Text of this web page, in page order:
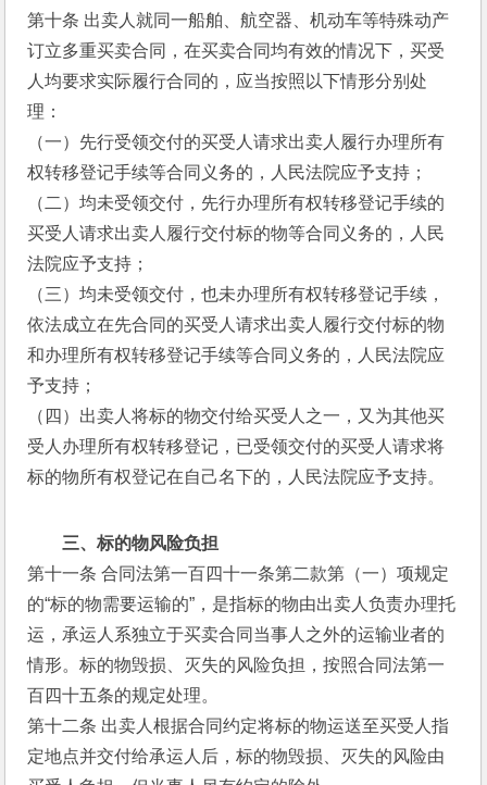
第十条 出卖人就同一船舶、航空器、机动车等特殊动产
订立多重买卖合同，在买卖合同均有效的情况下，买受
人均要求实际履行合同的，应当按照以下情形分别处
理：
（一）先行受领交付的买受人请求出卖人履行办理所有
权转移登记手续等合同义务的，人民法院应予支持；
（二）均未受领交付，先行办理所有权转移登记手续的
买受人请求出卖人履行交付标的物等合同义务的，人民
法院应予支持；
（三）均未受领交付，也未办理所有权转移登记手续，
依法成立在先合同的买受人请求出卖人履行交付标的物
和办理所有权转移登记手续等合同义务的，人民法院应
予支持；
（四）出卖人将标的物交付给买受人之一，又为其他买
受人办理所有权转移登记，已受领交付的买受人请求将
标的物所有权登记在自己名下的，人民法院应予支持。
三、标的物风险负担
第十一条 合同法第一百四十一条第二款第（一）项规定
的“标的物需要运输的”，是指标的物由出卖人负责办理托
运，承运人系独立于买卖合同当事人之外的运输业者的
情形。标的物毁损、灭失的风险负担，按照合同法第一
百四十五条的规定处理。
第十二条 出卖人根据合同约定将标的物运送至买受人指
定地点并交付给承运人后，标的物毁损、灭失的风险由